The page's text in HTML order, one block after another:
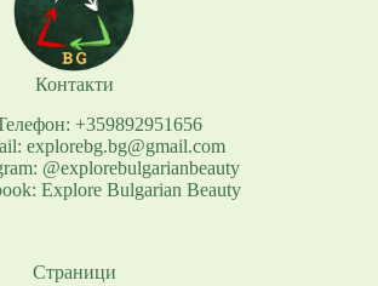
Контакти
+359892951656
explorebg.bg@gmail.com
@explorebulgarianbeauty
Explore Bulgarian Beauty
Страници